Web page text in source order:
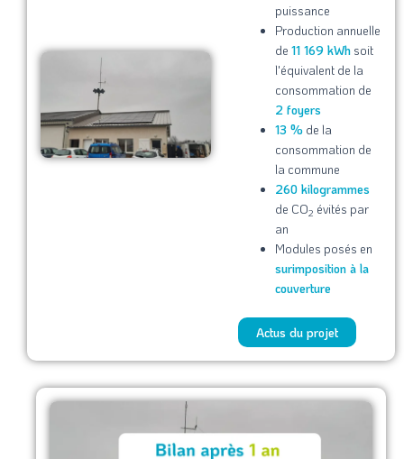
puissance
Production annuelle
de11 169 kWh soit
l'équivalent de la
consommation de
2 foyers
13 % de la
consommation de
la commune
260 kilogrammes
de CO2 évités par
an
Modules posés en
surimposition à la
couverture
Actus du projet